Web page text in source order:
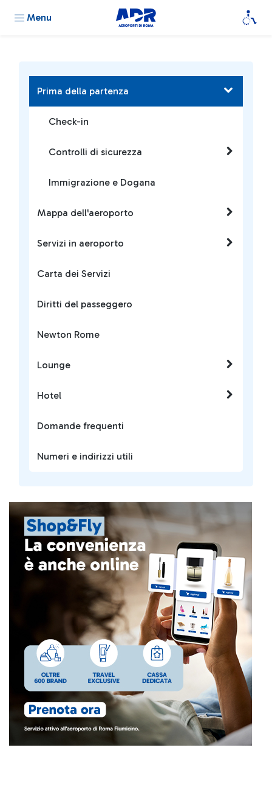
Menu
Prima della partenza
Check-in
Controlli di sicurezza
Immigrazione e Dogana
Mappa dell'aeroporto
Servizi in aeroporto
Carta dei Servizi
Diritti del passeggero
Newton Rome
Lounge
Hotel
Domande frequenti
Numeri e indirizzi utili